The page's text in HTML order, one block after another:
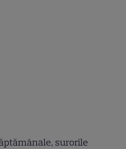
surorile